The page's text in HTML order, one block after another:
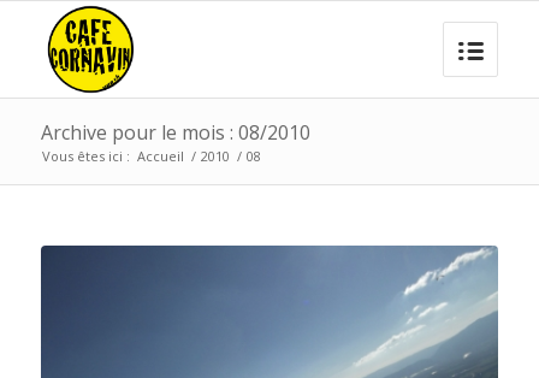
Archive pour le mois : 08/2010
Vous êtes ici : Accueil / 2010 / 08